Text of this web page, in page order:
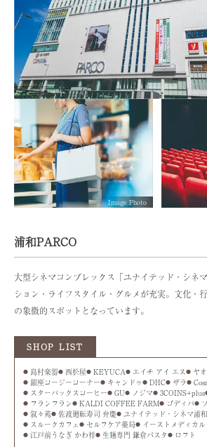
浦和PARCO
大型シネマコンプレックス「ユナイテッド・シネ
ション・ライフスタイル・グルメが充実。文化・
の象徴的スポットとなっています。
SHOP LIST
島村楽器 西松屋 KEYUCA エイチ アイ エス
ヤ
銀座コージーコーナー
キャンドゥ DHC ザラ
スターバックスコーヒー
GU ノジマ 3COINS+plus
フランフラン
KALDI COFFEE FARM ゴディバ
叙々苑
佐渡廻転寿司 弁慶 ユナイテッド・シネマ浦和
スルークカフェ
セルフケア薬局 イーストメディカ
江戸前うなぎ かわ祥
生麺専門 鎌倉パスタ ロフト
Image Photo